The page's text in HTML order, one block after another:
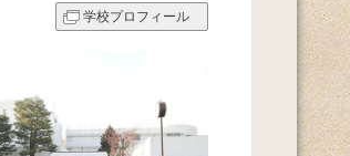
学校プロフィール